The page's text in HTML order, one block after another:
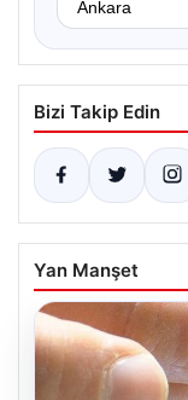
Bizi Takip Edin
Yan Manşet